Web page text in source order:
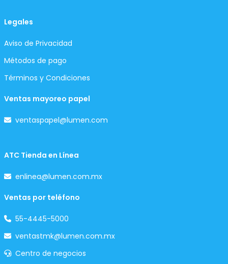
Legales
Aviso de Privacidad
Métodos de pago
Términos y Condiciones
Ventas mayoreo papel
ventaspapel@lumen.com
ATC Tienda en Línea
enlinea@lumen.com.mx
Ventas por teléfono
55-4445-5000
ventastmk@lumen.com.mx
Centro de negocios